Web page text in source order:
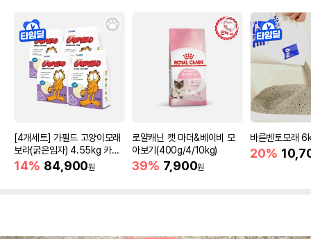
[4개세트] 가필드 고양이모래
보라(굵은입자) 4.55kg 카사
바모래
14% 84,900원
로얄캐닌 캣 마더&베이비 모
아보기(400g/4/10kg)
39% 7,900원
바른벤토모래
20%